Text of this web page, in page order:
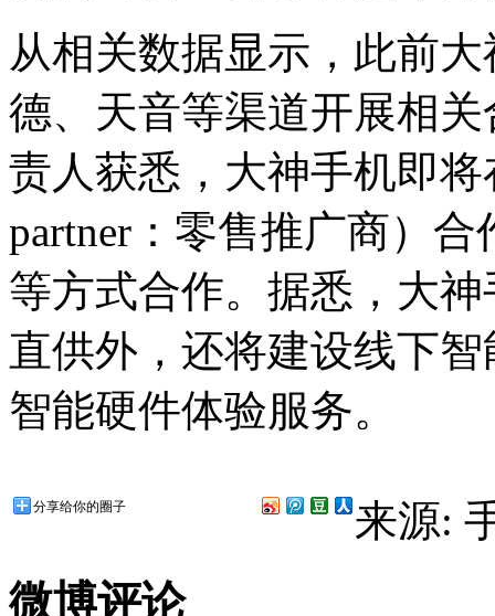
从相关数据显示，此前
德、天音等渠道开展相
责人获悉，大神手机即
partner：零售推广商）
等方式合作。据悉，大
直供外，还将建设线下
智能硬件体验服务。
分享给你的圈子 来源:
微博评论